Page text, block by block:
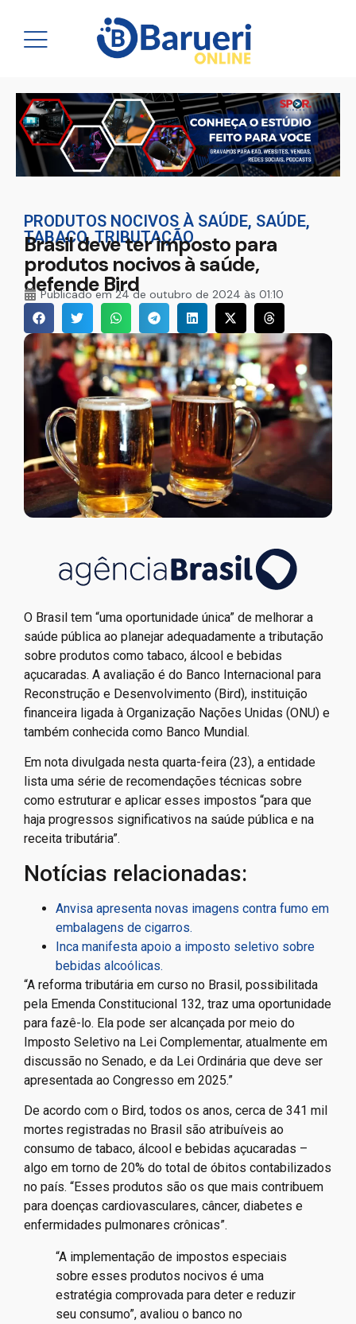
PRODUTOS NOCIVOS À SAÚDE, SAÚDE,
TABACO,TRIBUTAÇÃO
Brasil deve ter imposto para
produtos nocivos à saúde,
defende Bird
Publicado em24 de outubro de 2024 às 01:10
O Brasil tem “uma oportunidade única” de melhorar a
saúde pública ao planejar adequadamente a tributação
sobre produtos como tabaco, álcool e bebidas
açucaradas. A avaliação é do Banco Internacional para
Reconstrução e Desenvolvimento (Bird), instituição
financeira ligada à Organização Nações Unidas (ONU) e
também conhecida como Banco Mundial.
Em nota divulgada nesta quarta-feira (23), a entidade
lista uma série de recomendações técnicas sobre
como estruturar e aplicar esses impostos “para que
haja progressos significativos na saúde pública e na
receita tributária”.
Notícias relacionadas:
Anvisa apresenta novas imagens contra fumo em
embalagens de cigarros.
Inca manifesta apoio a imposto seletivo sobre
bebidas alcoólicas.
“A reforma tributária em curso no Brasil, possibilitada
pela Emenda Constitucional 132, traz uma oportunidade
para fazê-lo. Ela pode ser alcançada por meio do
Imposto Seletivo na Lei Complementar, atualmente em
discussão no Senado, e da Lei Ordinária que deve ser
apresentada ao Congresso em 2025.”
De acordo com o Bird, todos os anos, cerca de 341 mil
mortes registradas no Brasil são atribuíveis ao
consumo de tabaco, álcool e bebidas açucaradas –
algo em torno de 20% do total de óbitos contabilizados
no país. “Esses produtos são os que mais contribuem
para doenças cardiovasculares, câncer, diabetes e
enfermidades pulmonares crônicas”.
“A implementação de impostos especiais
sobre esses produtos nocivos é uma
estratégia comprovada para deter e reduzir
seu consumo”, avaliou o banco no